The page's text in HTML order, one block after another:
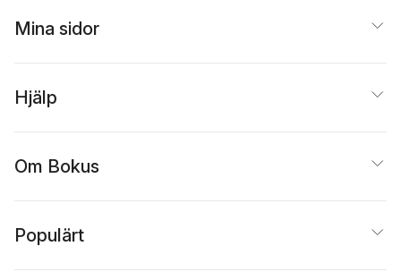
Mina sidor
Hjälp
Om Bokus
Populärt